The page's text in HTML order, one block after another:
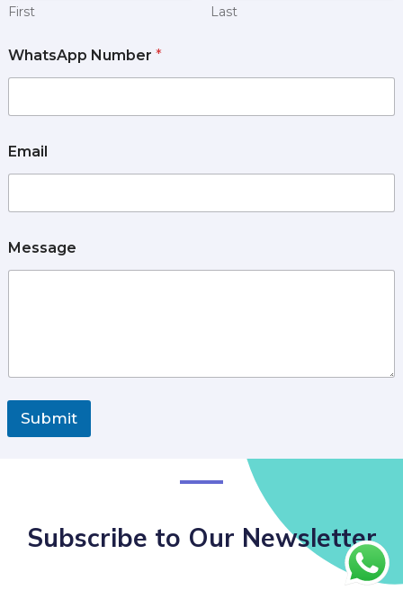
First Last
WhatsApp Number *
Email
Message
Submit
Subscribe to Our Newsletter